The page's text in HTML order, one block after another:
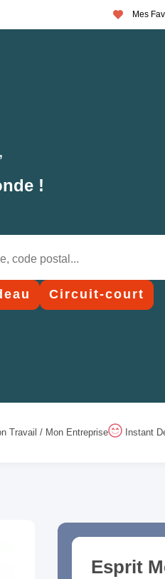
Mes
!
Circuit-court
Travail / Mon Entreprise Instant
Esprit